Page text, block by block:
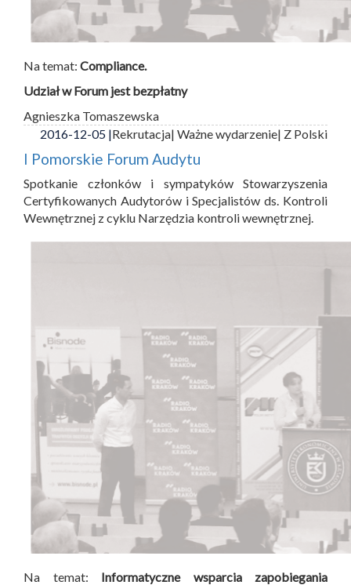
Na temat: Compliance.
Udział w Forum jest bezpłatny
Agnieszka Tomaszewska
2016-12-05 |Rekrutacja| Ważne wydarzenie| Z Polski
I Pomorskie Forum Audytu
Spotkanie członków i sympatyków Stowarzyszenia
Certyfikowanych Audytorów i Specjalistów ds. Kontroli
Wewnętrznej z cyklu Narzędzia kontroli wewnętrznej.
Na temat: Informatyczne wsparcia zapobiegania